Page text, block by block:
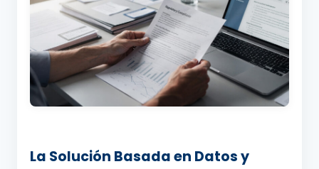
La Solución Basada en Datos y